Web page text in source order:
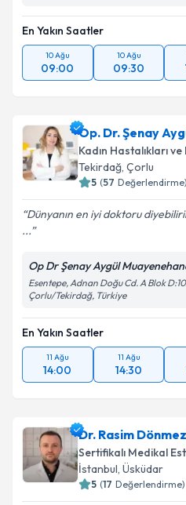
En Yakın Saatler
10 Ağu
09:00
10 Ağu
09:30
Op. Dr. Şenay
Kadın Hastalıkları
Tekirdağ, Çorlu
5 (57 Değerlendirme)
Dünyanın en iyi doktoru
...
Op Dr Şenay Aygül
Esentepe, Adnan Doğu Cd. A Blok
Çorlu/Tekirdağ, Türkiye
En Yakın Saatler
11 Ağu
14:00
11 Ağu
14:30
Dr. Rasim Dönmez
Sertifikalı Medikal
İstanbul, Üsküdar
5 (17 Değerlendirme)